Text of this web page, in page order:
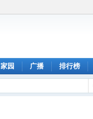
家园 广播 排行榜